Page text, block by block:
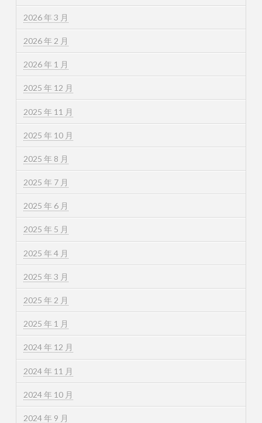
2026 年 3 月
2026 年 2 月
2026 年 1 月
2025 年 12 月
2025 年 11 月
2025 年 10 月
2025 年 8 月
2025 年 7 月
2025 年 6 月
2025 年 5 月
2025 年 4 月
2025 年 3 月
2025 年 2 月
2025 年 1 月
2024 年 12 月
2024 年 11 月
2024 年 10 月
2024 年 9 月